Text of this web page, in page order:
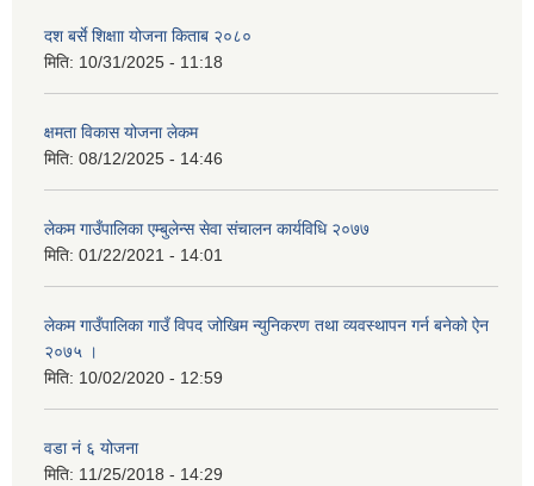
दश बर्से शिक्षाा योजना किताब २०८०
मिति: 10/31/2025 - 11:18
क्षमता विकास योजना लेकम
मिति: 08/12/2025 - 14:46
लेकम गाउँपालिका एम्बुलेन्स सेवा संचालन कार्यविधि २०७७
मिति: 01/22/2021 - 14:01
लेकम गाउँपालिका गाउँ विपद जोखिम न्युनिकरण तथा व्यवस्थापन गर्न बनेको ऐन
२०७५ ।
मिति: 10/02/2020 - 12:59
वडा नं ६ योजना
मिति: 11/25/2018 - 14:29